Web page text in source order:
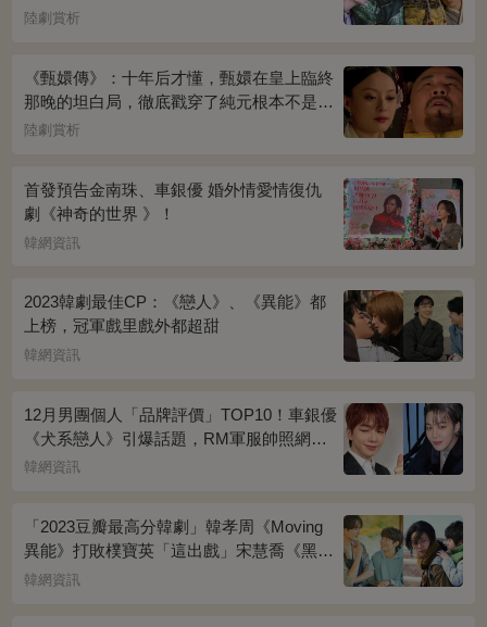
桌上放的啥？簡直一目了然
陸劇賞析
《甄嬛傳》：十年后才懂，甄嬛在皇上臨終
那晚的坦白局，徹底戳穿了純元根本不是被
宜修害死的真相！
陸劇賞析
首發預告金南珠、車銀優 婚外情愛情復仇
劇《神奇的世界 》！
韓網資訊
2023韓劇最佳CP：《戀人》、《異能》都
上榜，冠軍戲里戲外都超甜
韓網資訊
12月男團個人「品牌評價」TOP10！車銀優
《犬系戀人》引爆話題，RM軍服帥照網瘋
傳
韓網資訊
「2023豆瓣最高分韓劇」韓孝周《Moving
異能》打敗樸寶英「這出戲」宋慧喬《黑暗
榮耀》奪冠
韓網資訊